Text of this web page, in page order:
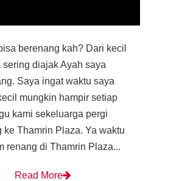
berenang kah? Dari kecil
sering diajak Ayah saya
Saya ingat waktu saya
mungkin hampir setiap
kami sekeluarga pergi
ke Thamrin Plaza. Ya waktu
renang di Thamrin Plaza...
Read More